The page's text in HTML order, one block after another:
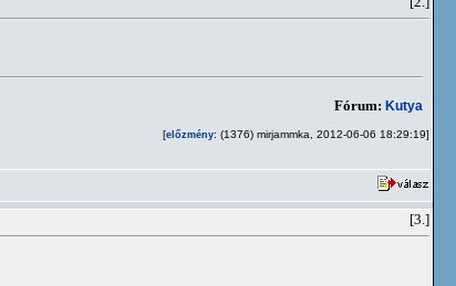
Fórum: Kutya
[előzmény: (1376) mirjammka, 2012-06-06 18:29:19]
[3.]